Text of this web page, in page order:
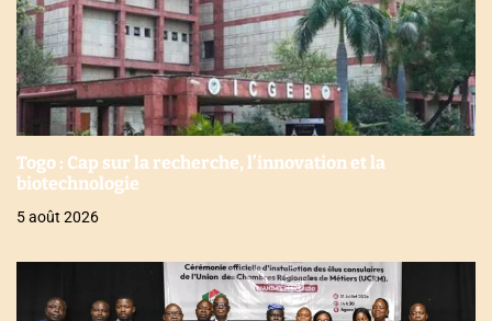
Togo : Cap sur la recherche, l’innovation et la
biotechnologie
5 août 2026